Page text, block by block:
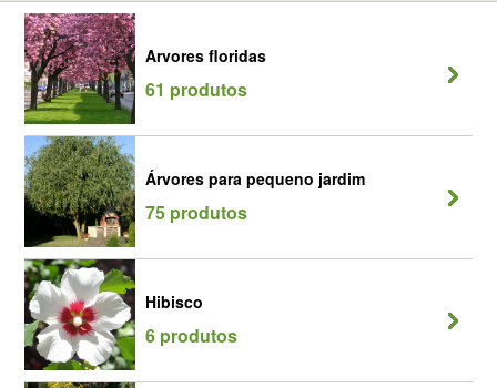
Arvores floridas
61 produtos
Árvores para pequeno jardim
75 produtos
Hibisco
6 produtos